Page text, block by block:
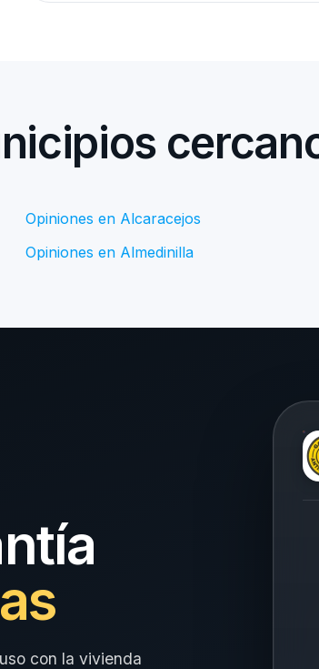
Opiniones en Alcaracejos
Opiniones en Almedinilla
con la vivienda